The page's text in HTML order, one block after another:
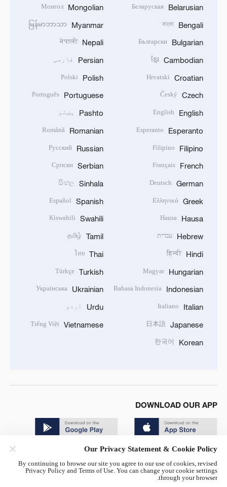
Belarusian
Беларуская
Bengali
বাংলা
Bulgarian
Български
Cambodian
ខ្មែរ
Croatian
Hrvatski
Czech
Český
English
English
Esperanto
Esperanto
Filipino
Filipino
French
Français
German
Deutsch
Greek
Ελληνικά
Hausa
Hausa
Hebrew עברית
Hindi
हिन्दी
Hungarian
Magyar
Indonesian
Bahasa Indonesia
Italian
Italiano
Japanese
日本語
Korean
한국어
Mongolian
Монгол
Myanmar
မြန်မာဘာသာ
Nepali
नेपाली
Persian فارسی
Polish
Polski
Portuguese
Português
Pashto پښتو
Romanian
Română
Russian
Русский
Serbian
Српски
Sinhala
සිංහල
Spanish
Español
Swahili
Kiswahili
Tamil
தமிழ்
Thai
ไทย
Turkish
Türkçe
Ukrainian
Українська
Urdu اردو
Vietnamese
Tiếng Việt
DOWNLOAD OUR APP
© China Radio International.CRI. All Rights Reserved. 16A
Our Privacy Statement & Cookie Policy
By continuing to browse our site you agree to our use of cookies, revised
Privacy Policy and Terms of Use. You can change your cookie settings
through your browser.